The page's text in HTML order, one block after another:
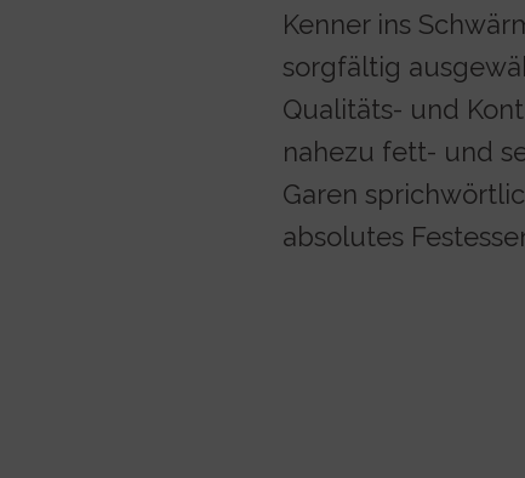
Kenner ins
sorgfältig
Qualitäts- und
nahezu fett- und
Garen
absolutes